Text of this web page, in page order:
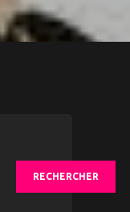
RECHERCHER